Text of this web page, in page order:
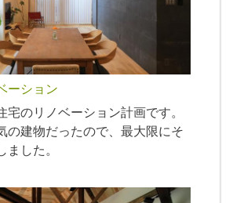
ーション
宅のリノベーション計画です。
の建物だったので、最大限にそ
した。